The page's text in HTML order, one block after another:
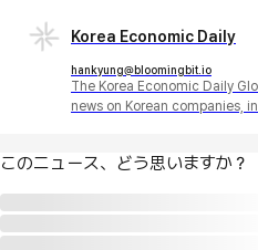
Korea Economic Daily
hankyung@bloomingbit.io
The Korea Economic Daily
news on Korean companies,
このニュース、どう思いますか？